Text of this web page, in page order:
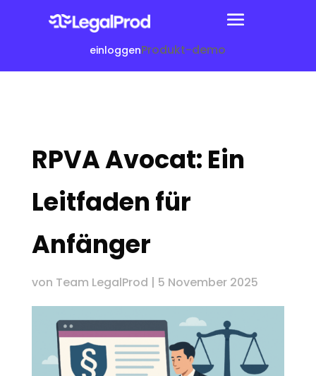
einloggenProdukt-demo
RPVA Avocat: Ein
Leitfaden für
Anfänger
von Team LegalProd | 5 November 2025